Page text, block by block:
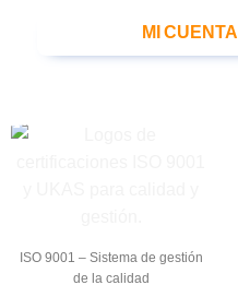
MI CUENTA
ISO 9001 – Sistema de gestión
de la calidad